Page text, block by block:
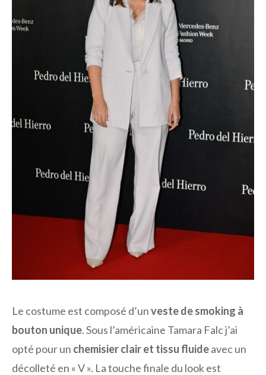
Le costume est composé d’unveste de smoking à
bouton unique. Sous l’américaine Tamara Falc j’ai
opté pour un chemisier clair et tissu fluideavec un
décolleté en « V ». La touche finale du look est